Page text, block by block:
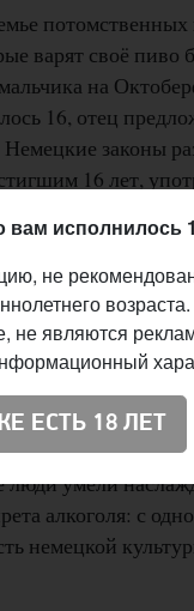
потомственных
варят своё пиво
на
16, отец
законы
16 лет,
занятия, а
новыми
делают пивное
напитки
умели
алкоголя: с
немецкой
вам исполнилось
не
не являются
ЕСТЬ 18 ЛЕТ